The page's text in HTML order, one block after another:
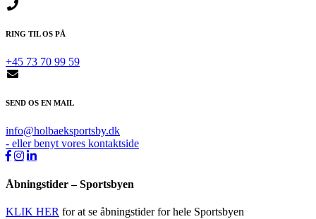
RING TIL OS PÅ
+45 73 70 99 59
SEND OS EN MAIL
info@holbaeksportsby.dk
- eller benyt vores kontaktside
Åbningstider – Sportsbyen
KLIK HER for at se åbningstider for hele Sportsbyen